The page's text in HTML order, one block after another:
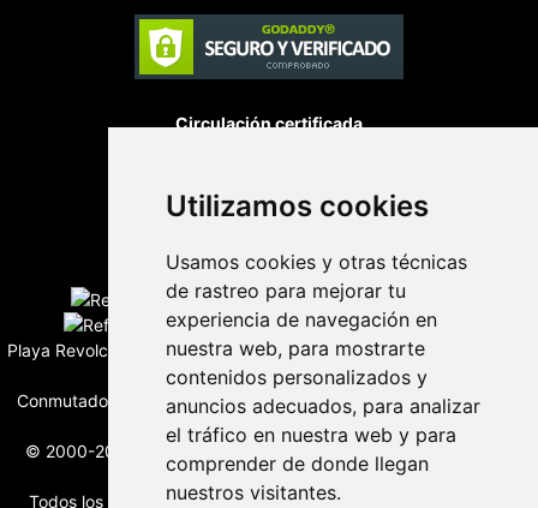
Utilizamos cookies
Usamos cookies y otras técnicas
de rastreo para mejorar tu
experiencia de navegación en
nuestra web, para mostrarte
contenidos personalizados y
anuncios adecuados, para analizar
el tráfico en nuestra web y para
comprender de donde llegan
nuestros visitantes.
Circulación certificada
Desarrollado por
Edición digital con tecnología
Playa Revolcadero 222 Col. Reforma Iztaccihuatl Norte C.P. 08810
CIUDAD DE MEXICO
Conmutador CIUDAD DE MEXICO (+52) 555 740 4476, 555 740
© 2000-2026 BURO DE MERCADOTECNIA DEL CENTRO, S.A.
Todos los derechos reservados
Todos los nombres, marcas, logotipos, productos e imagenes